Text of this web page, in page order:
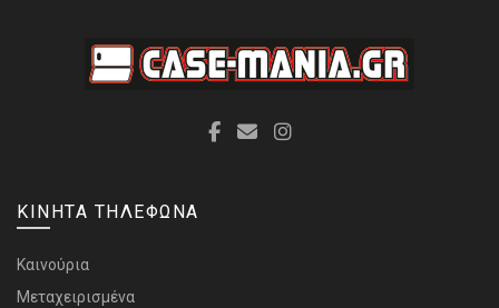
ΚΙΝΗΤΑ ΤΗΛΕΦΩΝΑ
Καινούρια
Μεταχειρισμένα